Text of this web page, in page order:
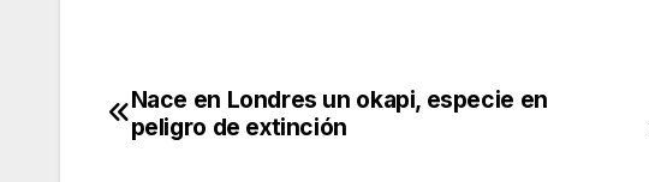
Navegación
Nace en Londres un okapi, especie en
peligro de extinción